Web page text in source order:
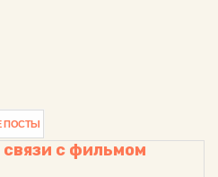
ПОСТЫ
с фильмом